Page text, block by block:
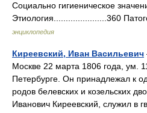
Социально гигиеническое
Этиология......................360
энциклопедия
Киреевский, Иван Васильевич
Москве 22 марта 1806 года, ум.
Петербурге. Он принадлежал к
родов белевских и козельских
Иванович Киреевский, служил в